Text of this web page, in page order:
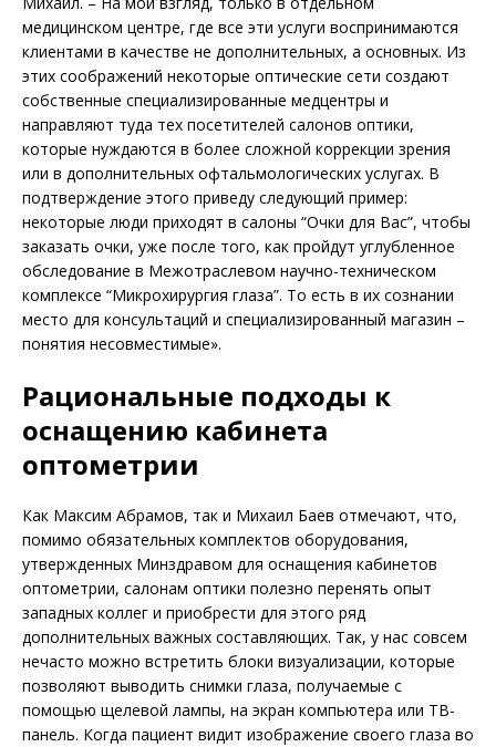
медицинском центре, где все эти услуги воспринимаются
клиентами в качестве не дополнительных, а основных. Из
этих соображений некоторые оптические сети создают
собственные специализированные медцентры и
направляют туда тех посетителей салонов оптики,
которые нуждаются в более сложной коррекции зрения
или в дополнительных офтальмологических услугах. В
подтверждение этого приведу следующий пример:
некоторые люди приходят в салоны “Очки для Вас”, чтобы
заказать очки, уже после того, как пройдут углубленное
обследование в Межотраслевом научно-техническом
комплексе “Микрохирургия глаза”. То есть в их сознании
место для консультаций и специализированный магазин –
понятия несовместимые».
Рациональные подходы к
оснащению кабинета
оптометрии
Как Максим Абрамов, так и Михаил Баев отмечают, что,
помимо обязательных комплектов оборудования,
утвержденных Минздравом для оснащения кабинетов
оптометрии, салонам оптики полезно перенять опыт
западных коллег и приобрести для этого ряд
дополнительных важных составляющих. Так, у нас совсем
нечасто можно встретить блоки визуализации, которые
позволяют выводить снимки глаза, получаемые с
помощью щелевой лампы, на экран компьютера или ТВ-
панель. Когда пациент видит изображение своего глаза во